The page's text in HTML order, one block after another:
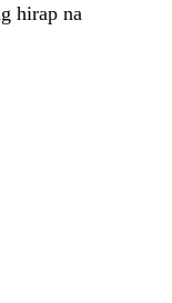
hirap na